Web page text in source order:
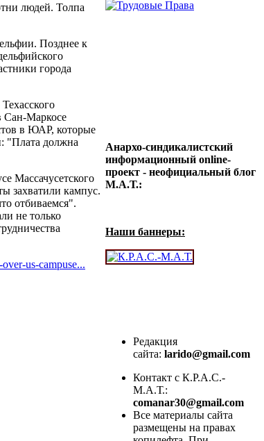
людей. Толпа
Позднее к
города
Сан-Маркосе
в ЮАР, которые
"Плата должна
Массачусетского
захватили кампус.
отбиваемся".
не только
us-campuse...
Анархо-синдикалистский
информационный online-
проект - неофициальный блог
М.А.Т.:
Наши баннеры:
Редакция
сайта: larido@gmail.com
Контакт с К.Р.А.С.-
М.А.Т.:
comanar30@gmail.com
Все материалы сайта
размещены на правах